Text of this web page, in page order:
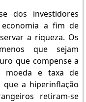
dos investidores
a fim de
a riqueza. Os
que sejam
que compense a
moeda e taxa de
que a hiperinflação
retiram-se